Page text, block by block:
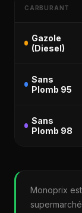
CARBURANT
Gazole
(Diesel)
Sans
Plomb 95
Sans
Plomb 98
Monoprix